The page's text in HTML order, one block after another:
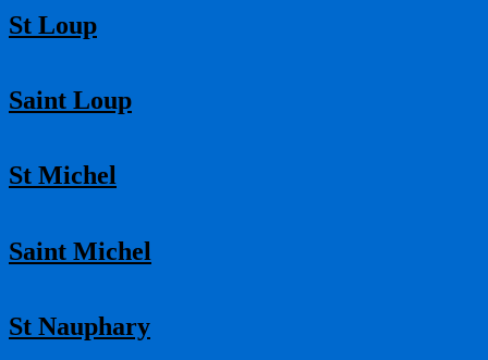
St Loup
Saint Loup
St Michel
Saint Michel
St Nauphary